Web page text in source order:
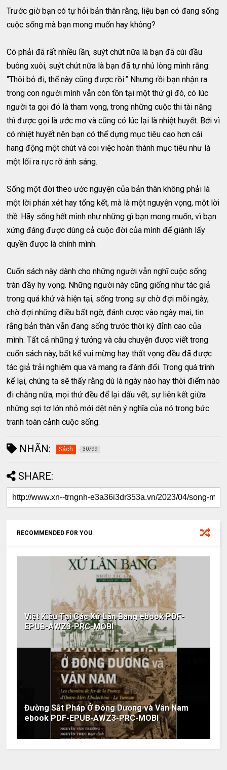
Trước giờ bạn có tự hỏi bản thân rằng, liệu bạn có đang sống
cuộc sống mà bạn mong muốn hay không?
Có phải đã rất nhiều lần, suýt chút nữa là bạn đã cúi đầu
buông xuôi, suýt chút nữa là bạn đã tự nhủ lòng mình rằng:
“Thôi bỏ đi, thế này cũng được rồi.” Nhưng rồi bạn nhận ra
trong con người mình vẫn còn tồn tại một thứ gì đó, có lúc
người ta gọi đó là tham vọng, trong những cuộc thi tài năng
thì được gọi là ước mơ và cũng có lúc lại là nhiệt huyết. Bởi vì
có nhiệt huyết nên bạn có thể dựng mục tiêu cao hơn cái
hang động một chút và coi việc hoàn thành mục tiêu như là
một lối ra rực rỡ ánh sáng.
Sống một đời theo ước nguyện của bản thân không phải là
một lời phán xét hay tổng kết, mà là một nguyện vọng, một lời
thề. Hãy sống hết mình như những gì bạn mong muốn, vì bạn
xứng đáng được dùng cả cuộc đời của mình để giành lấy
quyền được là chính mình.
Cuốn sách này dành cho những người vẫn nghĩ cuộc sống
tràn đầy hy vọng. Những người này cũng giống như tác giả
trong quá khứ và hiện tại, sống trong sự chờ đợi mỗi ngày,
chờ đợi những điều bất ngờ, đánh cược vào ngày mai, tin
rằng bản thân vẫn đang sống trước thời kỳ đỉnh cao của
mình. Tất cả những ý tưởng và câu chuyện được viết trong
cuốn sách này, bất kể vui mừng hay thất vọng đều đã được
tác giả trải nghiệm qua và mang ra đánh đổi. Trong quá trình
kể lại, chúng ta sẽ thấy rằng dù là ngày nào hay thời điểm nào
đi chăng nữa, mọi thứ đều để lại dấu vết, sự liên kết giữa
những sợi tơ lớn nhỏ mới dệt nên ý nghĩa của nó trong bức
tranh toàn cảnh cuộc sống.
NHÃN: Sách 30799
SHARE:
RECOMMENDED FOR YOU
Việt Kiều Tại Các Xứ Lân Bang ebook PDF-
EPUB-AWZ3-PRC-MOBI
Đường Sắt Pháp Ở Đông Dương và Vân Nam
ebook PDF-EPUB-AWZ3-PRC-MOBI